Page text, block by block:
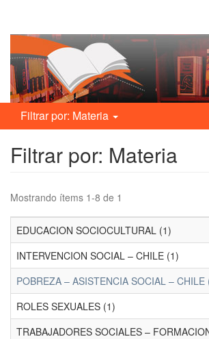
Filtrar por: Materia
Filtrar por: Materia
Mostrando ítems 1-8 de 1
EDUCACION SOCIOCULTURAL (1)
INTERVENCION SOCIAL – CHILE (1)
POBREZA – ASISTENCIA SOCIAL – CHILE
ROLES SEXUALES (1)
TRABAJADORES SOCIALES –